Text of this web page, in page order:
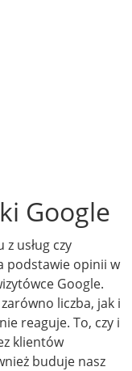
Google
usług czy
podstawie opinii w
Google.
liczba, jak i
reaguje. To, czy i
klientów
buduje nasz